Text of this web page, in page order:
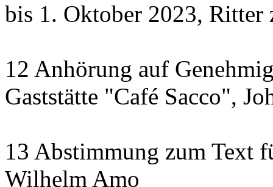
bis 1. Oktober 2023, Ritter
12 Anhörung auf
Gaststätte "Café Sacco",
13 Abstimmung zum Text
Wilhelm Amo